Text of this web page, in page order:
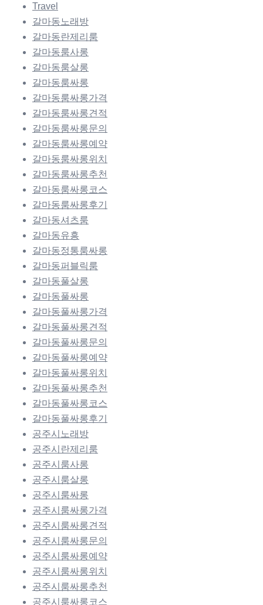
Travel
갈마동노래방
갈마동란제리룸
갈마동룸사롱
갈마동룸살롱
갈마동룸싸롱
갈마동룸싸롱가격
갈마동룸싸롱견적
갈마동룸싸롱문의
갈마동룸싸롱예약
갈마동룸싸롱위치
갈마동룸싸롱추천
갈마동룸싸롱코스
갈마동룸싸롱후기
갈마동셔츠룸
갈마동유흥
갈마동정통룸싸롱
갈마동퍼블릭룸
갈마동풀살롱
갈마동풀싸롱
갈마동풀싸롱가격
갈마동풀싸롱견적
갈마동풀싸롱문의
갈마동풀싸롱예약
갈마동풀싸롱위치
갈마동풀싸롱추천
갈마동풀싸롱코스
갈마동풀싸롱후기
공주시노래방
공주시란제리룸
공주시룸사롱
공주시룸살롱
공주시룸싸롱
공주시룸싸롱가격
공주시룸싸롱견적
공주시룸싸롱문의
공주시룸싸롱예약
공주시룸싸롱위치
공주시룸싸롱추천
공주시룸싸롱코스